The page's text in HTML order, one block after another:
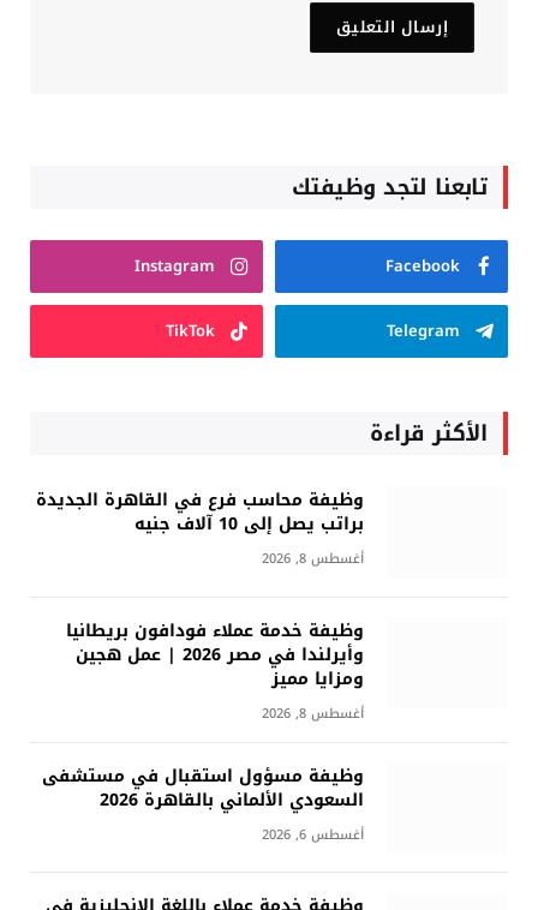
تابعنا لتجد وظيفتك
Facebook
Instagram
Telegram
TikTok
الأكثر قراءة
وظيفة محاسب فرع في القاهرة الجديدة
براتب يصل إلى 10 آلاف جنيه
أغسطس 8, 2026
وظيفة خدمة عملاء فودافون بريطانيا
وأيرلندا في مصر 2026 | عمل هجين
ومزايا مميز
أغسطس 8, 2026
وظيفة مسؤول استقبال في مستشفى
السعودي الألماني بالقاهرة 2026
أغسطس 6, 2026